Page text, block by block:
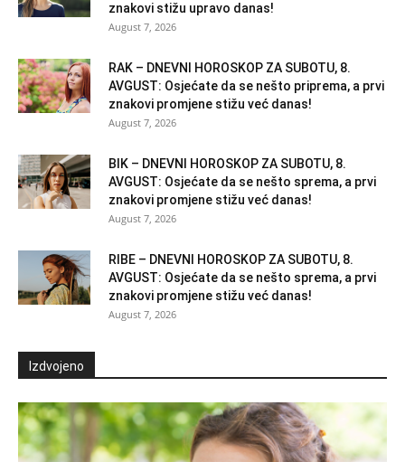
znakovi stižu upravo danas!
August 7, 2026
RAK – DNEVNI HOROSKOP ZA SUBOTU, 8.
AVGUST: Osjećate da se nešto priprema, a prvi
znakovi promjene stižu već danas!
August 7, 2026
BIK – DNEVNI HOROSKOP ZA SUBOTU, 8.
AVGUST: Osjećate da se nešto sprema, a prvi
znakovi promjene stižu već danas!
August 7, 2026
RIBE – DNEVNI HOROSKOP ZA SUBOTU, 8.
AVGUST: Osjećate da se nešto sprema, a prvi
znakovi promjene stižu već danas!
August 7, 2026
Izdvojeno